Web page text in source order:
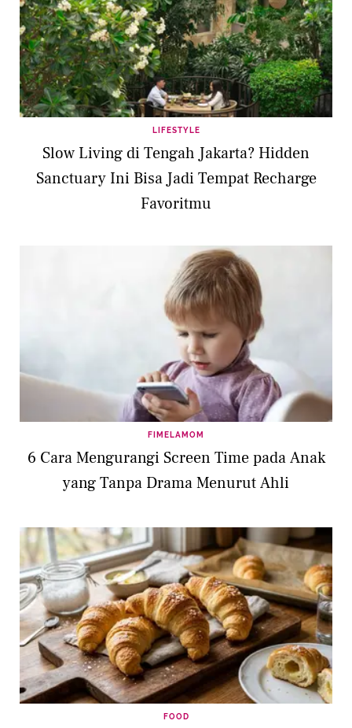
LIFESTYLE
Slow Living di Tengah Jakarta? Hidden
Sanctuary Ini Bisa Jadi Tempat Recharge
Favoritmu
FIMELAMOM
6 Cara Mengurangi Screen Time pada Anak
yang Tanpa Drama Menurut Ahli
FOOD